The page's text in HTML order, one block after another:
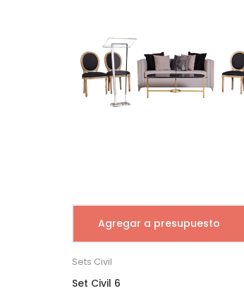
Agregar a presupuesto
Sets Civil
Set Civil 6